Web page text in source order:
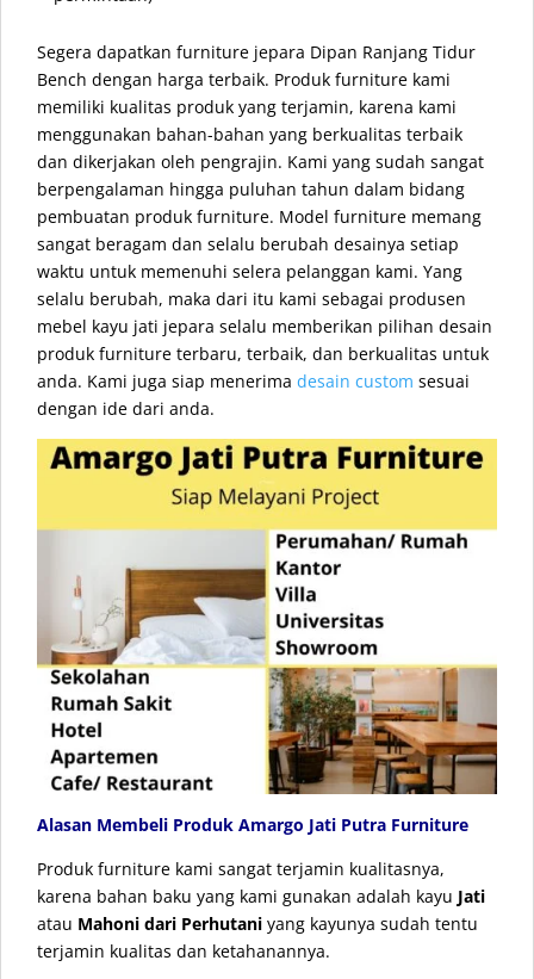
Segera dapatkan furniture jepara Dipan Ranjang Tidur
Bench dengan harga terbaik. Produk furniture kami
memiliki kualitas produk yang terjamin, karena kami
menggunakan bahan-bahan yang berkualitas terbaik
dan dikerjakan oleh pengrajin. Kami yang sudah sangat
berpengalaman hingga puluhan tahun dalam bidang
pembuatan produk furniture. Model furniture memang
sangat beragam dan selalu berubah desainya setiap
waktu untuk memenuhi selera pelanggan kami. Yang
selalu berubah, maka dari itu kami sebagai produsen
mebel kayu jati jepara selalu memberikan pilihan desain
produk furniture terbaru, terbaik, dan berkualitas untuk
anda. Kami juga siap menerima desain custom sesuai
dengan ide dari anda.
Alasan Membeli Produk Amargo Jati Putra Furniture
Produk furniture kami sangat terjamin kualitasnya,
karena bahan baku yang kami gunakan adalah kayu Jati
atau Mahoni dari Perhutani yang kayunya sudah tentu
terjamin kualitas dan ketahanannya.